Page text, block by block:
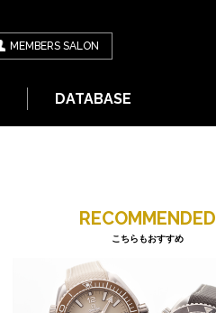
MEMBERS SALON
DATABASE
RECOMMENDED
こちらもおすすめ